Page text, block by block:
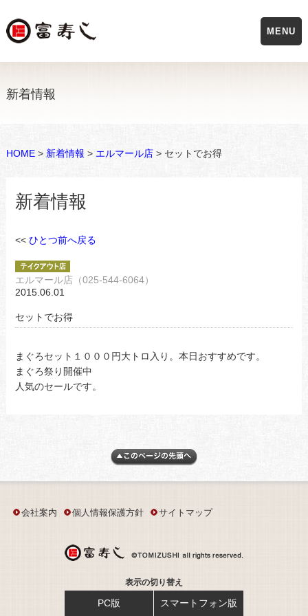
新着情報
HOME> 新着情報 > エルマール店> セットでお得
新着情報
<< ひとつ前へ戻る
エルマール店（025-544-6064）
2015.06.01
セットでお得
まぐろセット１０００円大トロ入り。本日おすすめです。
まぐろ祭り開催中
人気のセールです。
会社案内 個人情報保護方針 サイトマップ
表示の切り替え
PC版 スマートフォン版
MENU